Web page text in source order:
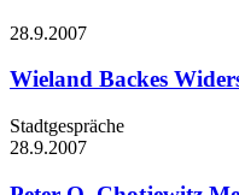
28.9.2007
Wieland Backes
Stadtgespräche
28.9.2007